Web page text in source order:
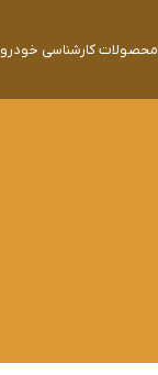
محصولات کارشناسی خودرو